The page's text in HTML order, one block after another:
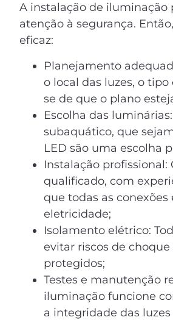
A instalação de iluminação
atenção à segurança.
eficaz:
Planejamento
o local das luzes, o
se de que o plano
Escolha das
subaquático, que
LED são uma escolha
Instalação
qualificado, com
que todas as
eletricidade;
Isolamento elétrico:
evitar riscos de
protegidos;
Testes e manutenção
iluminação funcione
a integridade das luzes